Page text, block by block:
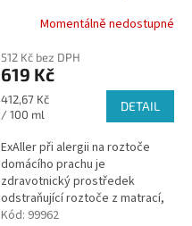
Momentálně nedostupné
512 Kč bez DPH
619 Kč
Měrná
cena:
412,67 Kč
/ 100 ml
DETAIL
ExAller při alergii na roztoče
domácího prachu je
zdravotnický prostředek
odstraňující roztoče z matrací,
lůžkovin, koberců, čalounění či
Kód: 99962